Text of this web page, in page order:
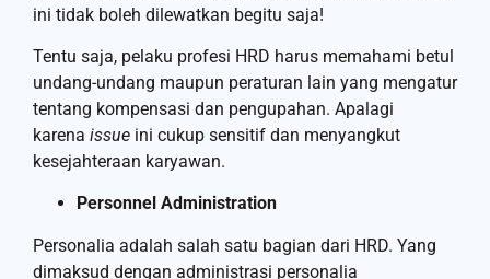
ini tidak boleh dilewatkan begitu saja!
Tentu saja, pelaku profesi HRD harus memahami betul
undang-undang maupun peraturan lain yang mengatur
tentang kompensasi dan pengupahan. Apalagi
karena issue ini cukup sensitif dan menyangkut
kesejahteraan karyawan.
Personnel Administration
Personalia adalah salah satu bagian dari HRD. Yang
dimaksud dengan administrasi personalia